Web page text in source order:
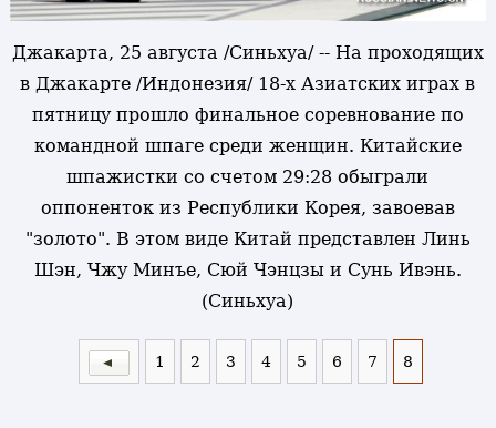
Джакарта, 25 августа /Синьхуа/ -- На проходящих
в Джакарте /Индонезия/ 18-х Азиатских играх в
пятницу прошло финальное соревнование по
командной шпаге среди женщин. Китайские
шпажистки со счетом 29:28 обыграли
оппоненток из Республики Корея, завоевав
"золото". В этом виде Китай представлен Линь
Шэн, Чжу Минъе, Сюй Чэнцзы и Сунь Ивэнь.
(Синьхуа)
1 2 3 4 5 6 7 8